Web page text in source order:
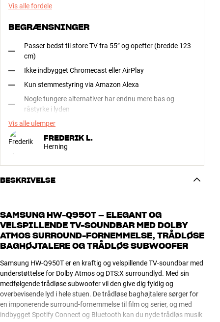
Vis alle fordele
BEGRÆNSNINGER
Passer bedst til store TV fra 55” og opefter (bredde 123
cm)
Ikke indbygget Chromecast eller AirPlay
Kun stemmestyring via Amazon Alexa
Nogle tungere alternativer har endnu mere bas og
råstyrke i lyden
Vis alle ulemper
FREDERIK L.
Herning
BESKRIVELSE
SAMSUNG HW-Q950T – ELEGANT OG
VELSPILLENDE TV-SOUNDBAR MED DOLBY
ATMOS SURROUND-FORNEMMELSE, TRÅDLØSE
BAGHØJTALERE OG TRÅDLØS SUBWOOFER
Samsung HW-Q950T er en kraftig og velspillende TV-soundbar med
understøttelse for Dolby Atmos og DTS:X surroundlyd. Med sin
medfølgende trådløse subwoofer vil den give dig fyldig og
overbevisende lyd i hele stuen. De trådløse baghøjtalere sørger for
en imponerende surround-fornemmelse til film og serier, og med
indbygget Spotify Connect og Bluetooth kan du nyde trådløs musik